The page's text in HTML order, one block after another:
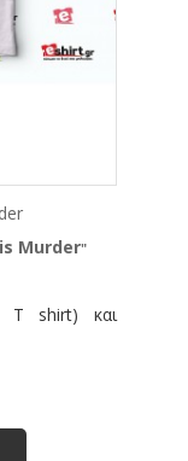
Murder"
T shirt) και